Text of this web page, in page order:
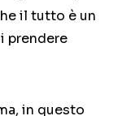
il tutto è un
prendere
in questo